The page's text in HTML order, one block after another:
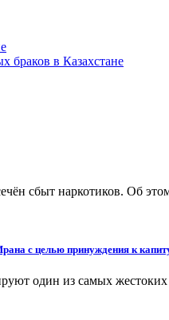
браков в Казахстане
сбыт наркотиков. Об
с целью принуждения к
один из самых